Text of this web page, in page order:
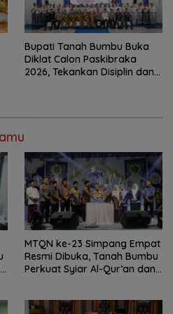
Bupati Tanah Bumbu Buka
Diklat Calon Paskibraka
2026, Tekankan Disiplin dan
MTQN ke-23 Simpang Empat
Resmi Dibuka, Tanah Bumbu
Perkuat Syiar Al-Qur’an dan